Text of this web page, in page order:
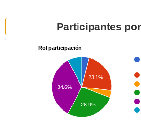
Participantes
Rol participación
23.1%
34.6%
26.9%